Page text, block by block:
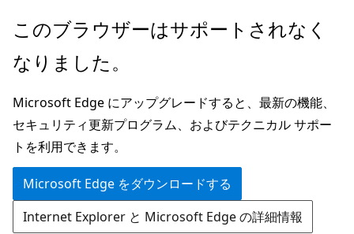
メ
ン
ン
テ
ン
ツ
に
ス
ペ
ジ
ナ
ビ
ゲ
ー
シ
ョ
このブラウザーはサポートされなく
なりました。
Microsoft Edge にアップグレードすると、最新の機能、
セキュリティ更新プログラム、およびテクニカル サポー
トを利用できます。
Microsoft Edge をダウンロードする
Internet Explorer と Microsoft Edge の詳細情報